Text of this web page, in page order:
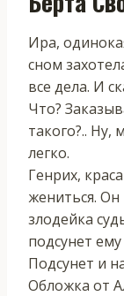
Ира,
сном
все дела. И
Что?
такого?.. Ну,
легко.
Генрих,
жениться. Он
злодейка
подсунет
Подсунет и
Обложка от